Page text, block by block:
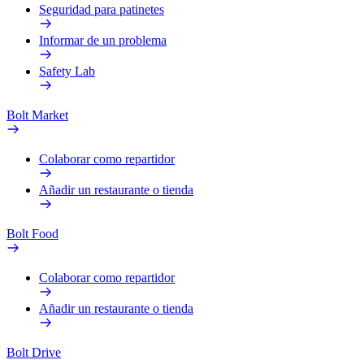
Seguridad para patinetes
Informar de un problema
Safety Lab
Bolt Market
Colaborar como repartidor
Añadir un restaurante o tienda
Bolt Food
Colaborar como repartidor
Añadir un restaurante o tienda
Bolt Drive